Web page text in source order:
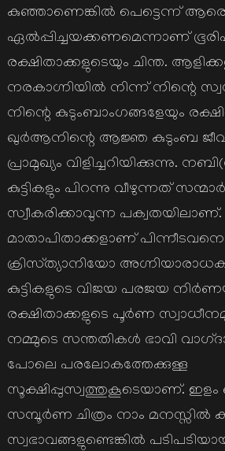
കുഞ്ഞാണെങ്കില്‍ പെട്ടെന്ന്‌
ഏല്‍പ്പിച്ചയക്കണമെന്നാണ്‌
രക്ഷിതാക്കളുടെയും ചിന്ത.
നരകാഗ്നിയില്‍ നിന്ന്‌ നിന്റെ
നിന്റെ കുടുംബാംഗങ്ങളേയും
ഖുര്‍ആനിന്റെ ആജ്ഞ കുടുംബ
പ്രാമുഖ്യം വിളിച്ചറിയിക്കുന്നു.
കുട്ടികളും പിറന്നു വീഴുന്നത്‌
സ്വീകരിക്കാവുന്ന പക്വതയിലാണ്‌.
മാതാപിതാക്കളാണ്‌
ക്രിസ്‌ത്യാനിയോ
കുട്ടികളുടെ വിജയ പരജയ
രക്ഷിതാക്കളുടെ പൂര്‍ണ
നമ്മുടെ സന്തതികള്‍ ഭാവി
പോലെ പരലോകത്തേക്കുള്ള
സൂക്ഷിപ്പുസ്വത്തുകൂടെയാണ്‌. ഇളം
സമ്പൂര്‍ണ ചിത്രം നാം മനസ്സില്‍
സ്വഭാവങ്ങളുണ്ടെങ്കില്‍